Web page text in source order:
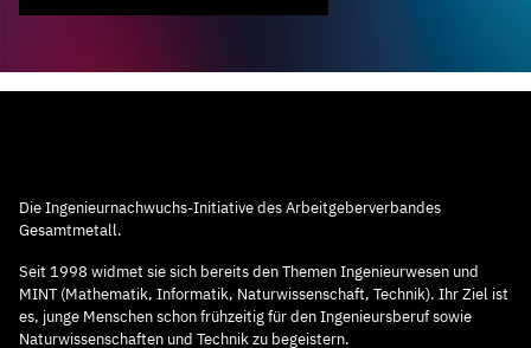
Die Ingenieurnachwuchs-Initiative des Arbeitgeberverbandes
Gesamtmetall.
Seit 1998 widmet sie sich bereits den Themen Ingenieurwesen und
MINT (Mathematik, Informatik, Naturwissenschaft, Technik). Ihr Ziel ist
es, junge Menschen schon frühzeitig für den Ingenieursberuf sowie
Naturwissenschaften und Technik zu begeistern.